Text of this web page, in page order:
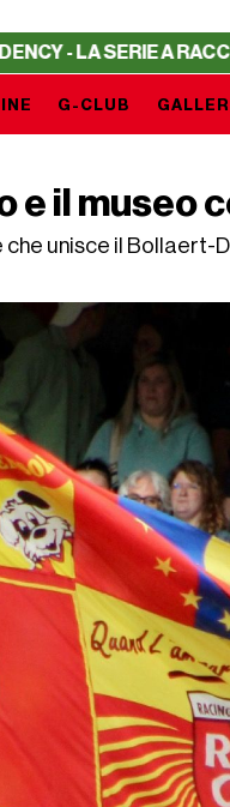
DA NSS
G-CLUB
e il museo
unisce il Bollaert-